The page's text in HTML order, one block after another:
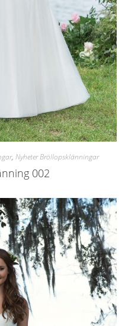
, Nyheter Bröllopsklänningar
002